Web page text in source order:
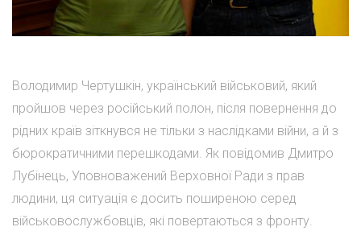
Володимир Чертушкін, український військовий, який
пройшов через російський полон, після повернення до
рідних країв зіткнувся не тільки з наслідками війни, а й з
бюрократичними перешкодами. Як повідомив Дмитро
Лубінець, Уповноважений Верховної Ради з прав
людини, ця ситуація є досить поширеною серед
військовослужбовців, які повертаються з фронту.